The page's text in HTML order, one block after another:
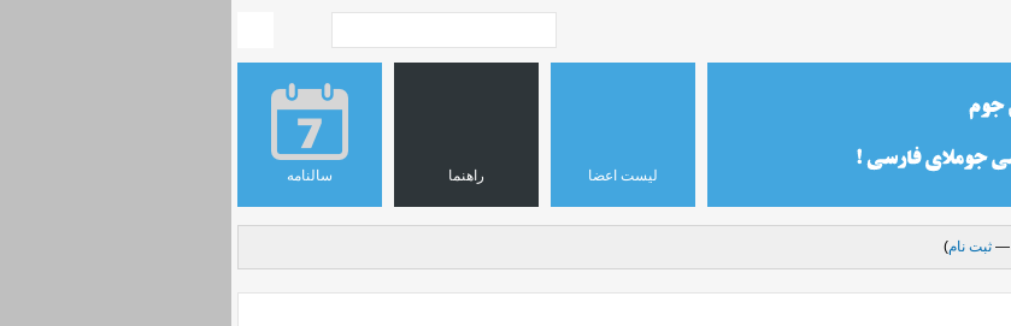
سالنامه راهنما لیست اعضا
— ثبت نام)